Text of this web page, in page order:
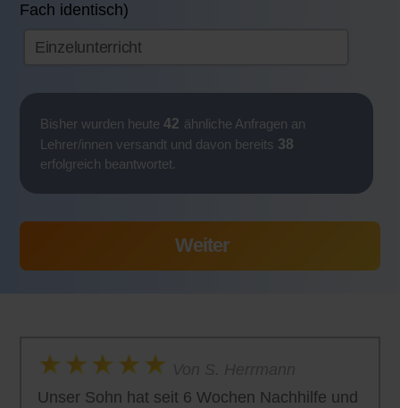
Fach identisch)
Bisher wurden heute 42 ähnliche Anfragen an
Lehrer/innen versandt und davon bereits 38
erfolgreich beantwortet.
Unser Sohn hat seit 6 Wochen Nachhilfe und